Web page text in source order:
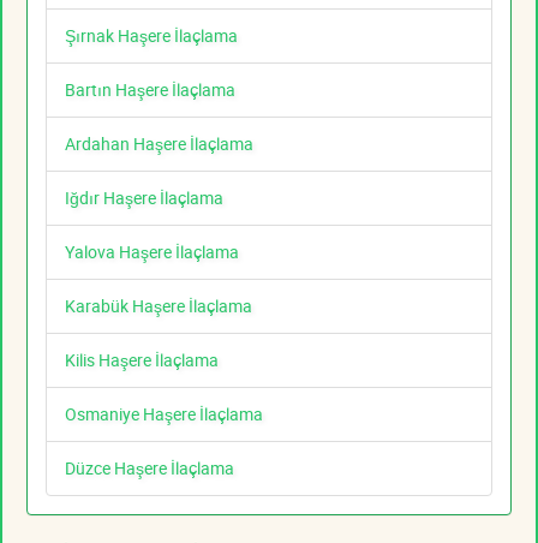
Şırnak Haşere İlaçlama
Bartın Haşere İlaçlama
Ardahan Haşere İlaçlama
Iğdır Haşere İlaçlama
Yalova Haşere İlaçlama
Karabük Haşere İlaçlama
Kilis Haşere İlaçlama
Osmaniye Haşere İlaçlama
Düzce Haşere İlaçlama